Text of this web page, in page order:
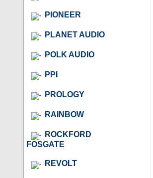
PIONEER
PLANET AUDIO
POLK AUDIO
PPI
PROLOGY
RAINBOW
ROCKFORD
FOSGATE
REVOLT